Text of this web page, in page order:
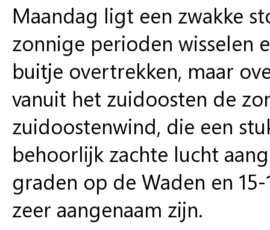
Maandag ligt een zwakke
zonnige perioden wisselen
buitje overtrekken, maar
vanuit het zuidoosten de
zuidoostenwind, die een
behoorlijk zachte lucht
graden op de Waden en
zeer aangenaam zijn.